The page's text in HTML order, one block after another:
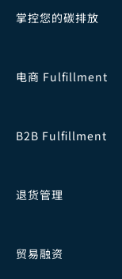
掌控您的碳排放
电商 Fulfillment
B2B Fulfillment
退货管理
贸易融资